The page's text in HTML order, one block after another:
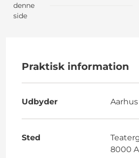
denne
side
Praktisk information
Udbyder
Sted
8000